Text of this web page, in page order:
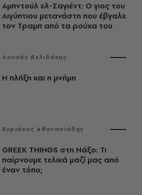
Αμπντούλ ελ-Σαγιέντ: Ο γιος του
Αιγύπτιου μετανάστη που έβγαλε
τον Τραμπ από τα ρούχα του
Λουκάς Βελιδάκης
Η πλήξη και η μνήμη
Κυριάκος Αθανασιάδης
GREEK THINGS στη Νάξο: Τι
παίρνουμε τελικά μαζί μας από
έναν τόπο;